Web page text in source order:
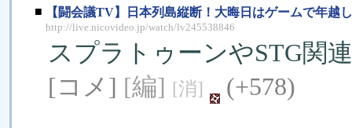
■ 【闘会議TV】日本列島縦断！大晦日はゲームで年越
http://live.nicovideo.jp/watch/lv245538846
スプラトゥーンやSTG関
[コメ] [編] [消] (+578)